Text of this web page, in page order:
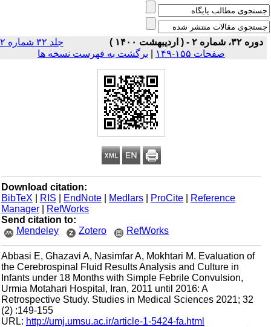
دوره ۳۲، شماره ۲ - ( اردیبهشت ۱۴۰۰ )
جلد ۳۲ شماره ۲
صفحات ۱۵۵-۱۴۹
| برگشت به فهرست نسخه ها
Download citation:
BibTeX
| RIS |EndNote |Medlars |ProCite |Reference
Manager
|RefWorks
Send citation to:
Mendeley
Zotero RefWorks
Abbasi E, Ghazavi A, Nasimfar A, Mokhtari M. Evaluation of
the Cerebrospinal Fluid Results Analysis and Culture in
Infants under 18 Months with Simple Febrile Convulsion,
Urmia Motahari Hospital, Iran, 2011 until 2016: A
Retrospective Study. Studies in Medical Sciences 2021; 32
(2) :149-155
URL:http://umj.umsu.ac.ir/article-1-5424-fa.html